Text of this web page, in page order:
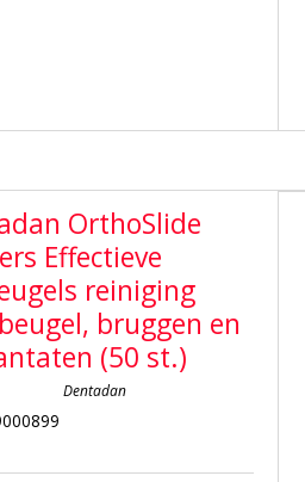
OrthoSlide
Effectieve
reiniging
bruggen en
(50 st.)
Dentadan